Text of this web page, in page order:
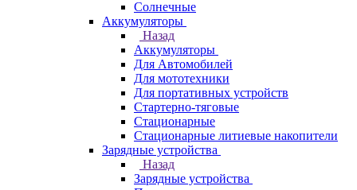
Солнечные
Аккумуляторы
Назад
Аккумуляторы
Для Автомобилей
Для мототехники
Для портативных устройств
Стартерно-тяговые
Стационарные
Стационарные литиевые накопители
Зарядные устройства
Назад
Зарядные устройства